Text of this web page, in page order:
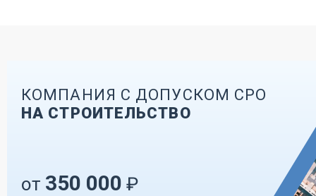
КОМПАНИЯ С ДОПУСКОМ СРО
НА СТРОИТЕЛЬСТВО
от 350 000 ₽